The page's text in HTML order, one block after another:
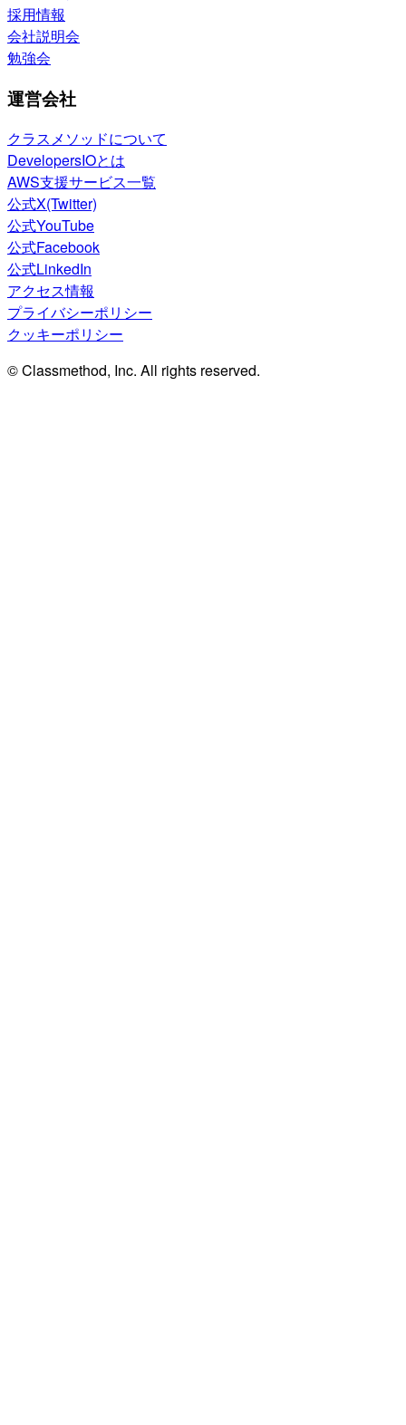
採用情報
会社説明会
勉強会
運営会社
クラスメソッドについて
DevelopersIOとは
AWS支援サービス一覧
公式X(Twitter)
公式YouTube
公式Facebook
公式LinkedIn
アクセス情報
プライバシーポリシー
クッキーポリシー
© Classmethod, Inc. All rights reserved.